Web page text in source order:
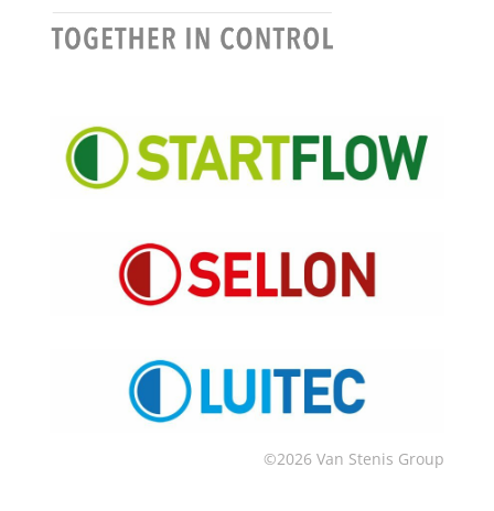
©2026 Van Stenis Group